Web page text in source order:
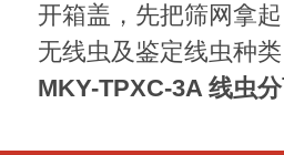
开箱盖，先把筛网拿
无线虫及鉴定线虫种
MKY-TPXC-3A 线虫